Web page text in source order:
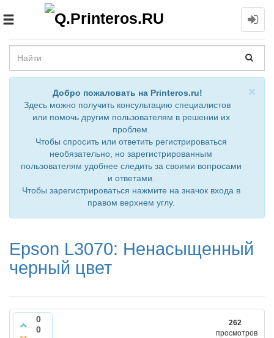
Toggle
×
Добро пожаловать на Printeros.ru!
Здесь можно получить консультацию специалистов
или помочь другим пользователям в решении их
проблем.
Чтобы спросить или ответить регистрироваться
необязательно, но зарегистрированным
пользователям удобнее следить за своими вопросами
и ответами.
Чтобы зарегистрироваться нажмите на значок входа в
правом верхнем углу.
Epson L3070: Ненасыщенный
черный цвет
0
0
262
просмотров